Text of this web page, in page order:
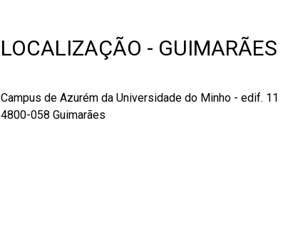
LOCALIZAÇÃO - GUIMARÃES
Campus de Azurém da Universidade do Minho - edif. 11
4800-058 Guimarães